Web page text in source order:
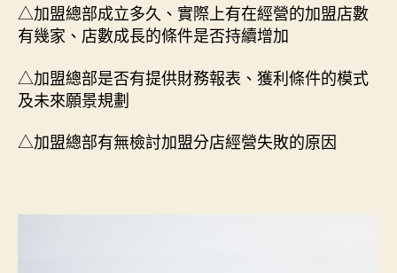
△加盟總部成立多久、實際上有在經營的加盟店數
有幾家、店數成長的條件是否持續增加
△加盟總部是否有提供財務報表、獲利條件的模式
及未來願景規劃
△加盟總部有無檢討加盟分店經營失敗的原因